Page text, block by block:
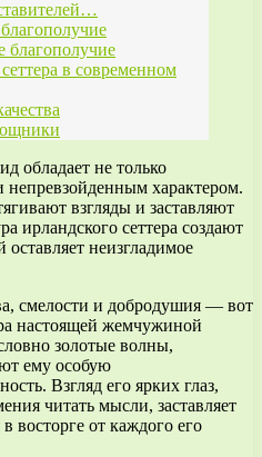
благополучие
в современном
обладает не только
характером.
взгляды и заставляют
ирландского сеттера создают
неизгладимое
смелости и добродушия — вот
настоящей жемчужиной
золотые волны,
ему особую
Взгляд его ярких глаз,
читать мысли, заставляет
восторге от каждого его